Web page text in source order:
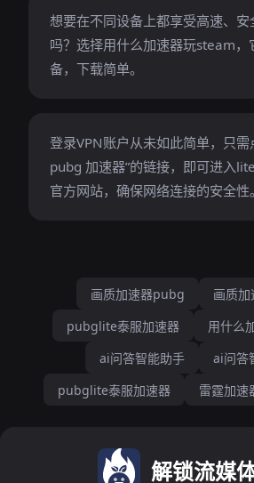
想要在不同设备上都享受高速、
吗？选择用什么加速器玩steam，
备，下载简单。
登录VPN账户从未如此简单，只需
pubg 加速器”的链接，即可进入
官方网站，确保网络连接的安全性。
画质加速器pubg
画质
pubglite泰服加速器
用什么
ai问答智能助手
ai问答
pubglite泰服加速器
雷霆加速
解锁流媒